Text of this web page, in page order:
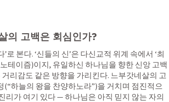
고백은 회심인가?
로 본다. ‘신들의 신’은 다신교적 위계 속에서 ‘최
테이즘)이지, 유일하신 하나님을 향한 신앙 고백
거리감도 같은 방향을 가리킨다. 느부갓네살의 고
(“하늘의 왕을 찬양하노라”)을 거치며 점진적으
리가 여기 있다 — 하나님은 아직 믿지 않는 자의